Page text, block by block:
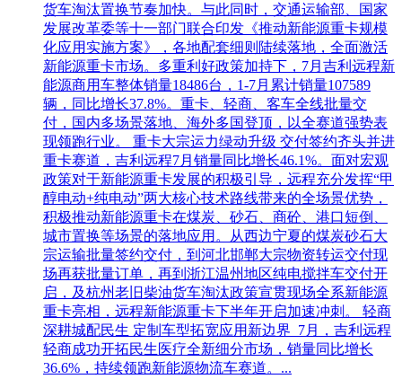
货车淘汰置换节奏加快。与此同时，交通运输部、国家
发展改革委等十一部门联合印发《推动新能源重卡规模
化应用实施方案》，各地配套细则陆续落地，全面激活
新能源重卡市场。多重利好政策加持下，7月吉利远程新
能源商用车整体销量18486台，1-7月累计销量107589
辆，同比增长37.8%。重卡、轻商、客车全线批量交
付，国内多场景落地、海外多国登顶，以全赛道强势表
现领跑行业。 重卡大宗运力绿动升级 交付签约齐头并进
重卡赛道，吉利远程7月销量同比增长46.1%。面对宏观
政策对于新能源重卡发展的积极引导，远程充分发挥“甲
醇电动+纯电动”两大核心技术路线带来的全场景优势，
积极推动新能源重卡在煤炭、砂石、商砼、港口短倒、
城市置换等场景的落地应用。从西边宁夏的煤炭砂石大
宗运输批量签约交付，到河北邯郸大宗物资转运交付现
场再获批量订单，再到浙江温州地区纯电搅拌车交付开
启，及杭州老旧柴油货车淘汰政策宣贯现场全系新能源
重卡亮相，远程新能源重卡下半年开启加速冲刺。 轻商
深耕城配民生 定制车型拓宽应用新边界 7月，吉利远程
轻商成功开拓民生医疗全新细分市场，销量同比增长
36.6%，持续领跑新能源物流车赛道。...